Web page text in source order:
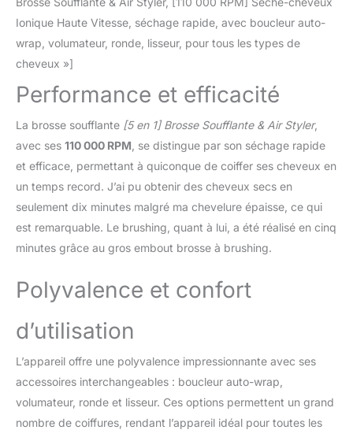
l'intrus ne soit entré. > Caractéristiques : -
Alimentation : 1 X LR03 (AAA) - Autonomie : 1
an - Utilisation : intérieur ou extérieur - Indice
Somfy one, Somfy One +, Somfy Home
avec la gamme PROTEXIOM et PROTEXIAL
Bénéfices du produit 1. Dissuasion des
cambrioleurs en alertant AVANT l'intrusion
L'intelliTAG détecte les tentatives d'effraction
et alerte AVANT l'intrusion grâce aux
capteurs pour portes et fenêtres IntelliTAG.
Ces détecteurs brevetés analysent les
vibrations et alertent (déclenchement de la
d'effractions avérées. 2. Une installation
détecteurs du marché, l'IntelliTAG est
monobloc. L'adhésif double face fourni
permet de très simplement le coller sur tous
les ouvrants à protéger : portes, fenêtres,
velux, baies vitrées, portes de gargage ou
même objets....
Ionique Haute Vitesse, séchage rapide, avec boucleur auto-
wrap, volumateur, ronde, lisseur, pour tous les types de
cheveux »]
Performance et efficacité
La brosse soufflante [5 en 1] Brosse Soufflante & Air Styler,
avec ses 110 000 RPM , se distingue par son séchage rapide
et efficace, permettant à quiconque de coiffer ses cheveux en
un temps record. J’ai pu obtenir des cheveux secs en
seulement dix minutes malgré ma chevelure épaisse, ce qui
est remarquable. Le brushing, quant à lui, a été réalisé en cinq
minutes grâce au gros embout brosse à brushing.
Polyvalence et confort
d’utilisation
L’appareil offre une polyvalence impressionnante avec ses
accessoires interchangeables : boucleur auto-wrap,
volumateur, ronde et lisseur. Ces options permettent un grand
nombre de coiffures, rendant l’appareil idéal pour toutes les